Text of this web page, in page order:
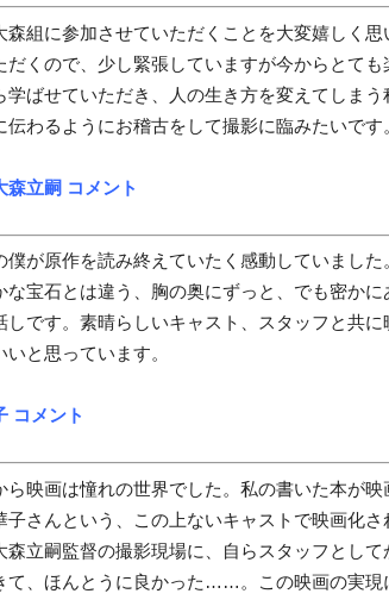
森組に参加させていただくことを大変嬉しく
だくので、少し緊張していますが今からとて
学ばせていただき、人の生き方を変えてしま
伝わるようにお稽古をして撮影に臨みたいです
森立嗣 コメント
僕が原作を読み終えていたく感動していまし
な宝石とは違う、胸の奥にずっと、でも密かに
しです。素晴らしいキャスト、スタッフと共
と思っています。
コメント
ら映画は憧れの世界でした。私の書いた本が
子さんという、この上ないキャストで映画化
森立嗣監督の撮影現場に、自らスタッフとし
て、ほんとうに良かった……。この映画の実